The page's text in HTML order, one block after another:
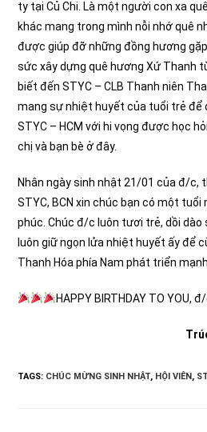
ty tại Củ Chi. Là một người con xa
khác mang trong mình nỗi nhớ quê
được giúp đỡ những đồng hương
sức xây dựng quê hương Xứ Thanh
biết đến STYC – CLB Thanh niên
mang sự nhiệt huyết của tuổi trẻ để
STYC – HCM với hi vọng được học
chị và bạn bè ở đây.
Nhân ngày sinh nhật 21/01 của đ/c,
STYC, BCN xin chúc bạn có một
phúc. Chúc đ/c luôn tươi trẻ, dồi dào
luôn giữ ngọn lửa nhiệt huyết ấy để
Thanh Hóa phía Nam phát triển
HAPPY BIRTHDAY TO YOU,
TAGS: CHÚC MỪNG SINH NHẬT, HỘI VIÊN ,